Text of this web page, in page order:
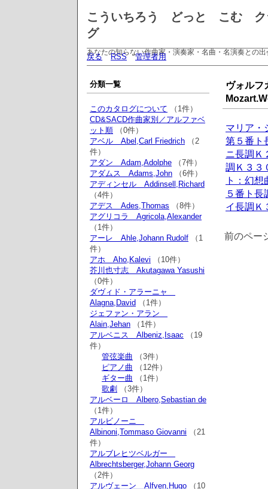
こういちろう どっと こむ ク
グ
あなたの知らない作曲家・演奏家・名曲・名演奏との出
戻る RSS 管理者用
ヴォル
マリア・
第５番ト
ニ長調Ｋ
調Ｋ３３
ト：幻
５番ト
イ長調Ｋ
前のペー
分類一覧
このカタログについて （1件）
CD&SACD作曲家別／アルファベ
ット順 （0件）
アベル Abel,Carl Friedrich （2
件）
アダン Adam,Adolphe （7件）
アダムス Adams,John （6件）
アディンセル Addinsell,Richard
（4件）
アデス Ades,Thomas （8件）
アグリコラ Agricola,Alexander
（1件）
アーレ Ahle,Johann Rudolf （1
件）
アホ Aho,Kalevi （10件）
芥川也寸志 Akutagawa Yasushi
（0件）
ダヴィド・アラーニャ
Alagna,David （1件）
ジェファン・アラン
Alain,Jehan （1件）
アルベニス Albeniz,Isaac （19
件）
管弦楽曲 （3件）
ピアノ曲 （12件）
ギター曲 （1件）
歌劇
（3件）
アルベーロ Albero,Sebastian de
（1件）
アルビノーニ
Albinoni,Tommaso Giovanni （21
件）
アルブレヒツベルガー
Albrechtsberger,Johann Georg
（2件）
アルヴェーン Alfven,Hugo （10